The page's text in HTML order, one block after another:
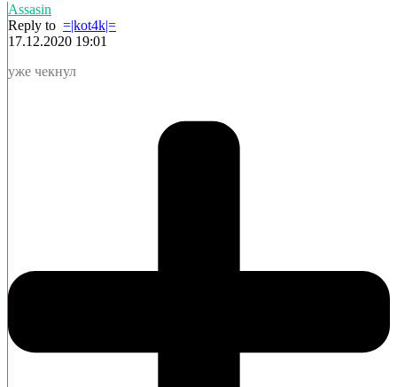
Assasin
Reply to =|kot4k|=
17.12.2020 19:01
уже чекнул